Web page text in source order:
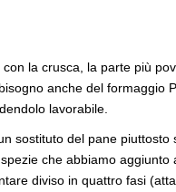
la crusca, la parte più
anche del formaggio
lavorabile.
sostituto del pane piuttosto
che abbiamo aggiunto
diviso in quattro fasi